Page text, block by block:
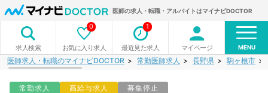
医師の求人・転職・アルバイトはマイナビDOCTOR
求人検索 お気に入り求人
0
最近見た求人
1
マイページ MENU
医師求人・転職のマイナビDOCTOR 常勤医師求人 長野県 駒ヶ根市
常勤求人 高給与求人 募集停止